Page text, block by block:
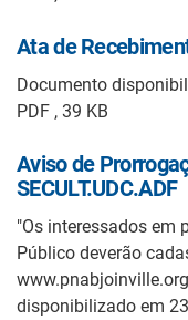
Ata de
Documento
PDF , 39 KB
Aviso de
SECULT.UDC.ADF
"Os interessados em
Público deverão
disponibilizado em